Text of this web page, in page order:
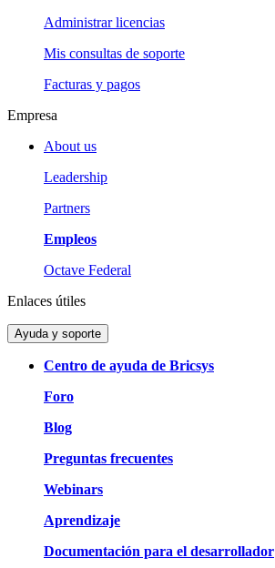
Administrar licencias
Mis consultas de soporte
Facturas y pagos
Empresa
About us
Leadership
Partners
Empleos
Octave Federal
Enlaces útiles
Ayuda y soporte
Centro de ayuda de Bricsys
Foro
Blog
Preguntas frecuentes
Webinars
Aprendizaje
Documentación para el desarrollador